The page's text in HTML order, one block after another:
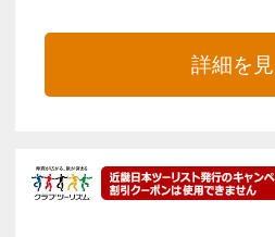
詳細を